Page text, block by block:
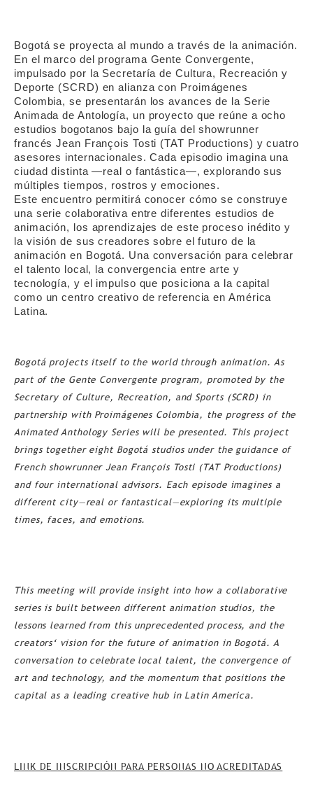
Bogotá se proyecta al mundo a través de la animación.
En el marco del programa Gente Convergente,
impulsado por la Secretaría de Cultura, Recreación y
Deporte (SCRD) en alianza con Proimágenes
Colombia, se presentarán los avances de la Serie
Animada de Antología, un proyecto que reúne a ocho
estudios bogotanos bajo la guía del showrunner
francés Jean François Tosti (TAT Productions) y cuatro
asesores internacionales. Cada episodio imagina una
ciudad distinta —real o fantástica—, explorando sus
múltiples tiempos, rostros y emociones.
Este encuentro permitirá conocer cómo se construye
una serie colaborativa entre diferentes estudios de
animación, los aprendizajes de este proceso inédito y
la visión de sus creadores sobre el futuro de la
animación en Bogotá. Una conversación para celebrar
el talento local, la convergencia entre arte y
tecnología, y el impulso que posiciona a la capital
como un centro creativo de referencia en América
Latina.
Bogotá projects itself to the world through animation. As
part of the Gente Convergente program, promoted by the
Secretary of Culture, Recreation, and Sports (SCRD) in
partnership with Proimágenes Colombia, the progress of the
Animated Anthology Series will be presented. This project
brings together eight Bogotá studios under the guidance of
French showrunner Jean François Tosti (TAT Productions)
and four international advisors. Each episode imagines a
different city—real or fantastical—exploring its multiple
times, faces, and emotions.
This meeting will provide insight into how a collaborative
series is built between different animation studios, the
lessons learned from this unprecedented process, and the
creators‘ vision for the future of animation in Bogotá. A
conversation to celebrate local talent, the convergence of
art and technology, and the momentum that positions the
capital as a leading creative hub in Latin America.
LINK DE INSCRIPCIÓN PARA PERSONAS NO ACREDITADAS